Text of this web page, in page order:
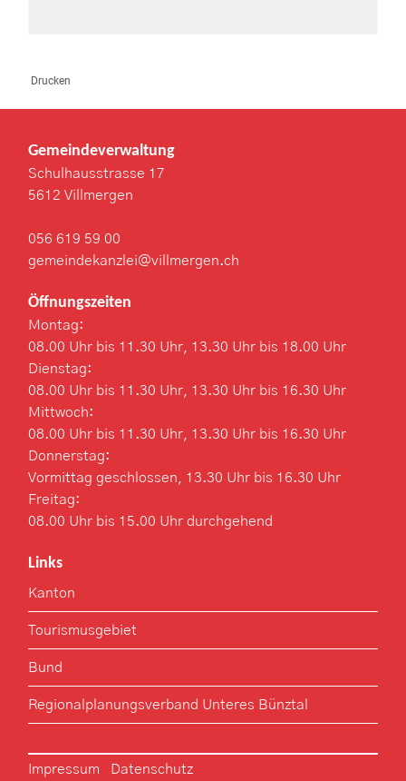
Drucken
Gemeindeverwaltung
Schulhausstrasse 17
5612 Villmergen
056 619 59 00
gemeindekanzlei@villmergen.ch
Öffnungszeiten
Montag:
08.00 Uhr bis 11.30 Uhr, 13.30 Uhr bis 18.00 Uhr
Dienstag:
08.00 Uhr bis 11.30 Uhr, 13.30 Uhr bis 16.30 Uhr
Mittwoch:
08.00 Uhr bis 11.30 Uhr, 13.30 Uhr bis 16.30 Uhr
Donnerstag:
Vormittag geschlossen, 13.30 Uhr bis 16.30 Uhr
Freitag:
08.00 Uhr bis 15.00 Uhr durchgehend
Links
Kanton
Tourismusgebiet
Bund
Regionalplanungsverband Unteres Bünztal
Toolbar
Impressum Datenschutz